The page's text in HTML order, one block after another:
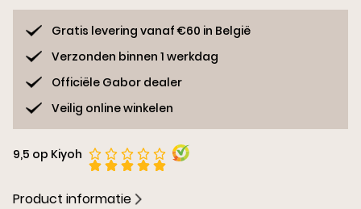
Gratis levering vanaf €60 in België
Verzonden binnen 1 werkdag
Officiële Gabor dealer
Veilig online winkelen
9,5 op Kiyoh
Product informatie